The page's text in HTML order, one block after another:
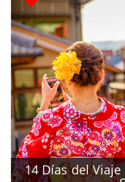
14 Días del